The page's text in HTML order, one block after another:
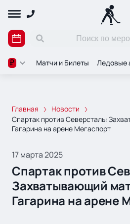
Матчи и Билеты Ледовые
₽
Главная
Новости
Спартак против Северсталь:
Гагарина на арене Мегаспорт
17 марта 2025
Спартак против
Захватывающий
Гагарина на арене